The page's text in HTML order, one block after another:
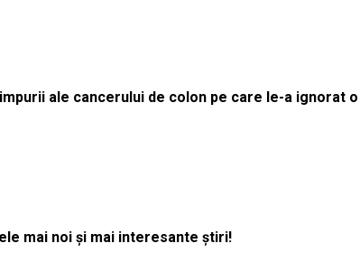
ale cancerului de colon pe care le-a ignorat
mai noi și mai interesante știri!